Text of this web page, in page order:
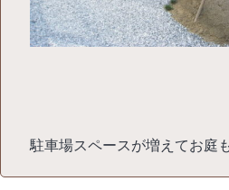
駐車場スペースが増えてお庭